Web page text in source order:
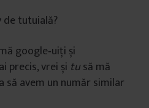
de tutuială?
google‑uiţi și
precis, vrei și tusă mă
să avem un număr similar